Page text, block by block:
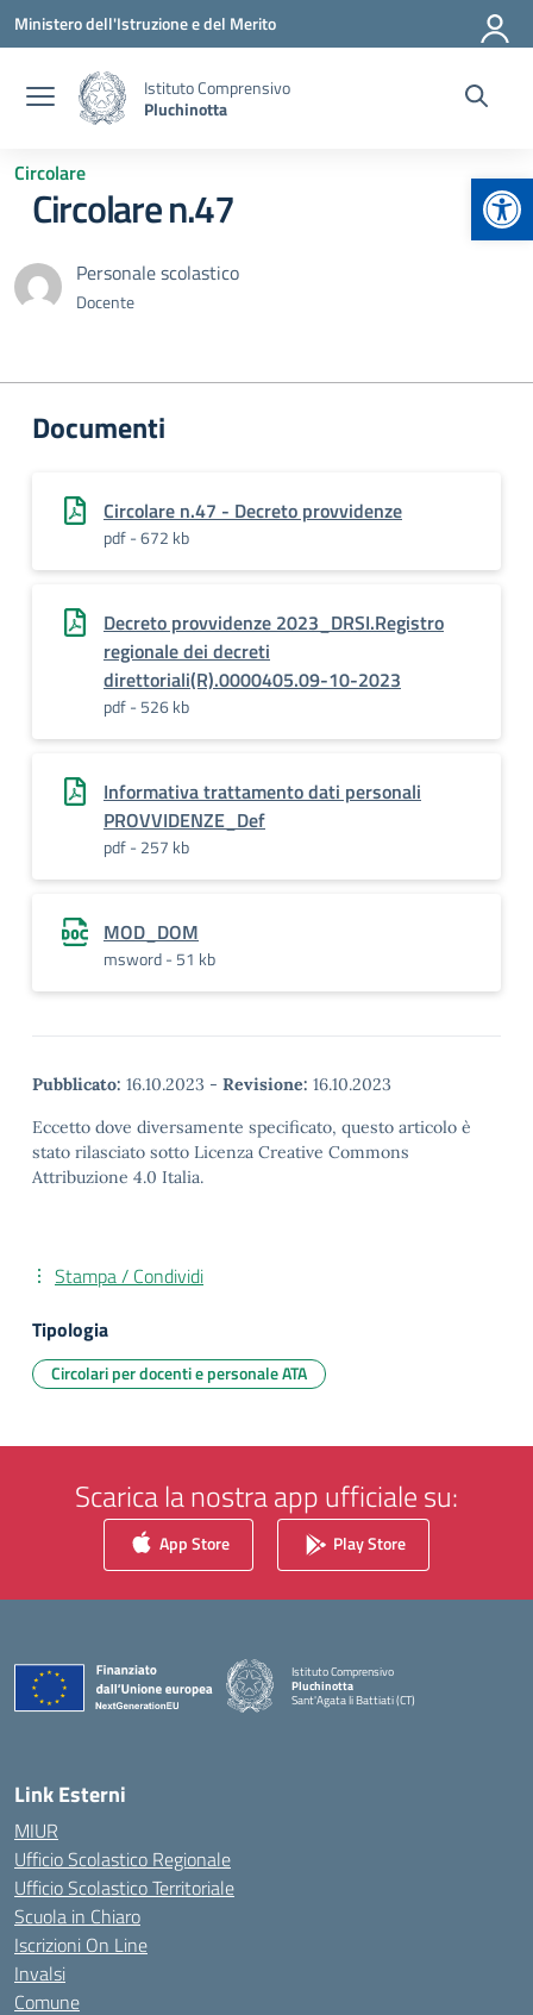
Vai ai contenuti
Vai al menu di navigazione
Vai al footer
Ministero dell'Istruzione e del Merito
Istituto Comprensivo
Pluchinotta
Circolare
Circolare n.47
Personale scolastico
Docente
Documenti
Circolare n.47 - Decreto provvidenze
pdf - 672 kb
Decreto provvidenze 2023_DRSI.Registro
regionale dei decreti
direttoriali(R).0000405.09-10-2023
pdf - 526 kb
Informativa trattamento dati personali
PROVVIDENZE_Def
pdf - 257 kb
MOD_DOM
msword - 51 kb
Pubblicato: 16.10.2023 - Revisione: 16.10.2023
Eccetto dove diversamente specificato, questo articolo è
stato rilasciato sotto Licenza Creative Commons
Attribuzione 4.0 Italia.
Stampa / Condividi
Tipologia
Circolari per docenti e personale ATA
Scarica la nostra app ufficiale su:
App Store Play Store
Istituto Comprensivo
Pluchinotta
Sant'Agata li Battiati (CT)
— Visita la pagina iniziale della scuola
Link Esterni
MIUR
Ufficio Scolastico Regionale
Ufficio Scolastico Territoriale
Scuola in Chiaro
Iscrizioni On Line
Invalsi
Comune